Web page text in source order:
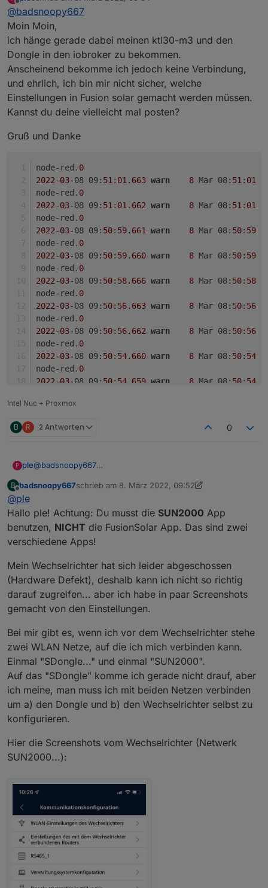
Offlinezuletzt editiert von
@badsnoopy667
Moin Moin,
ich hänge gerade dabei meinen ktl30-m3 und den
Dongle in den iobroker zu bekommen.
Anscheinend bekomme ich jedoch keine Verbindung,
und ehrlich, ich bin mir nicht sicher, welche
Einstellungen in Fusion solar gemacht werden müssen.
Kannst du deine vielleicht mal posten?
Gruß und Danke
node-red. 0
2022-03-08 09: 51 : 01 . 663 warn 8 Mar 08: 51 : 01
node-red. 0
2022-03-08 09: 51 : 01 . 662 warn 8 Mar 08: 51 : 01
node-red. 0
2022-03-08 09: 50: 59.661 warn 8 Mar 08: 50: 59
node-red. 0
2022-03-08 09: 50: 59.660 warn 8 Mar 08: 50: 59
node-red. 0
2022-03-08 09: 50: 58.666 warn 8 Mar 08: 50: 58
node-red. 0
2022-03-08 09: 50: 56.663 warn 8 Mar 08: 50: 56
node-red. 0
2022-03-08 09: 50: 56.662 warn 8 Mar 08: 50: 56
node-red. 0
2022-03-08 09: 50: 54.660 warn 8 Mar 08: 50: 54
node-red. 0
2022-03-08 09: 50: 54.659 warn 8 Mar 08: 50: 54
Intel Nuc + Proxmox
B R 2 Antworten 0
P ple@badsnoopy667
ich hänge gerade dabei meinen ktl30-m3 und den Dongle
Anscheinend bekomme ich jedoch keine Verbindung, und
ehrlich, ich bin mir nicht sicher, welche Einstellungen in
Fusion solar gemacht werden müssen. Kannst du deine
vielleicht mal posten?
Gruß und Danke
node-red.0
2022-03-08 09:51:01.663	warn	8 Mar 08:51:01
node-red.0
2022-03-08 09:51:01.662	warn	8 Mar 08:51:01
2022-03-08 09:50:59.661	warn	8 Mar 08:50:59
node-red.0
2022-03-08 09:50:59.660	warn	8 Mar 08:50:59
node-red.0
2022-03-08 09:50:58.666	warn	8 Mar 08:50:58
2022-03-08 09:50:56.663	warn	8 Mar 08:50:56
node-red.0
2022-03-08 09:50:56.662	warn	8 Mar 08:50:56
node-red.0
2022-03-08 09:50:54.660	warn	8 Mar 08:50:54
node-red.0
B
Offline
badsnoopy667schrieb am 8. März 2022, 09:52
zuletzt editiert von badsnoopy667
@ple
Hallo ple! Achtung: Du musst die SUN2000 App
benutzen, NICHT die FusionSolar App. Das sind zwei
verschiedene Apps!
Mein Wechselrichter hat sich leider abgeschossen
(Hardware Defekt), deshalb kann ich nicht so richtig
darauf zugreifen... aber ich habe in paar Screenshots
gemacht von den Einstellungen.
Bei mir gibt es, wenn ich vor dem Wechselrichter stehe
zwei WLAN Netze, auf die ich mich verbinden kann.
Einmal "SDongle..." und einmal "SUN2000".
Auf das "SDongle" komme ich gerade nicht drauf, aber
ich meine, man muss ich mit beiden Netzen verbinden
um a) den Dongle und b) den Wechselrichter selbst zu
konfigurieren.
Hier die Screenshots vom Wechselrichter (Netwerk
SUN2000...):